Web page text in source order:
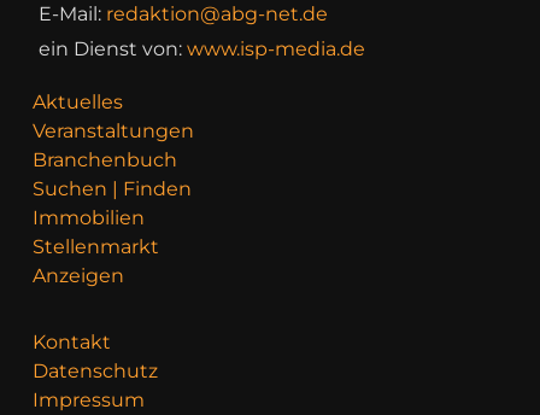
E-Mail: redaktion@abg-net.de
ein Dienst von: www.isp-media.de
Aktuelles
Veranstaltungen
Branchenbuch
Suchen | Finden
Immobilien
Stellenmarkt
Anzeigen
Kontakt
Datenschutz
Impressum